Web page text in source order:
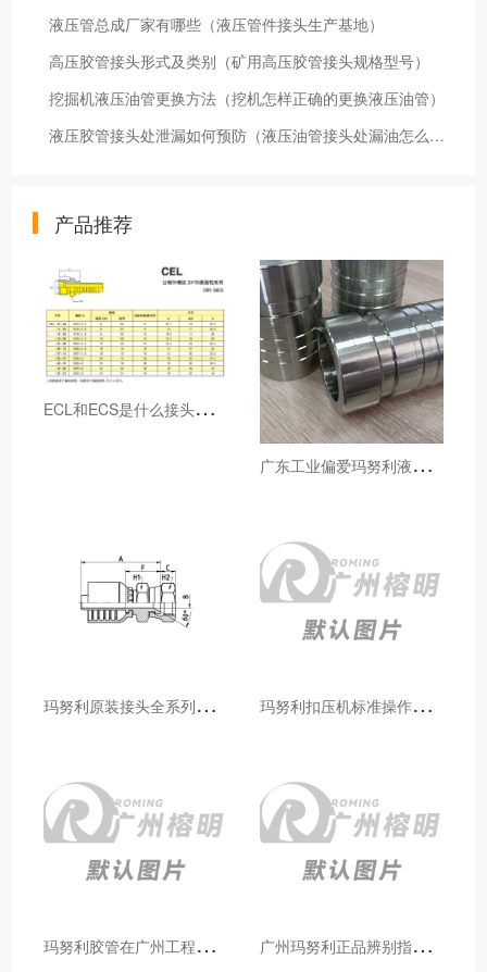
液压管总成厂家有哪些（液压管件接头生产基地）
高压胶管接头形式及类别（矿用高压胶管接头规格型号）
挖掘机液压油管更换方法（挖机怎样正确的更换液压油管）
液压胶管接头处泄漏如何预防（液压油管接头处漏油怎么办）
产品推荐
E
CL和ECS是什么接头，用于什么胶管或管件
广
东工业偏爱玛努利液压产品的五大原因（代理深度分析）
玛
努利原装接头全系列型号解析：广州客户选型必备指南 玛
努利扣压机标准操作流程：广州代理手把手教学（新手也能学会）
玛
努利胶管在广州工程机械领域的应用案例与效果分析 广
州玛努利正品辨别指南：如何区分原装 Manuli 胶管 / 接头 / 扣压机（代理专业版）